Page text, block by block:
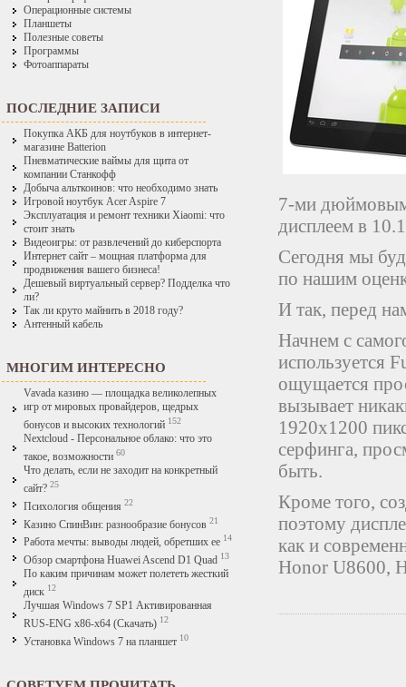
Операционные системы
Планшеты
Полезные советы
Программы
Фотоаппараты
ПОСЛЕДНИЕ ЗАПИСИ
Покупка АКБ для ноутбуков в интернет-
магазине Batterion
Пневматические ваймы для щита от
компании Станкофф
Добыча альткоинов: что необходимо знать
Игровой ноутбук Acer Aspire 7
Эксплуатация и ремонт техники Xiaomi: что
стоит знать
Видеоигры: от развлечений до киберспорта
Интернет сайт – мощная платформа для
продвижения вашего бизнеса!
Дешевый виртуальный сервер? Подделка что
ли?
Так ли круто майнить в 2018 году?
Антенный кабель
МНОГИМ ИНТЕРЕСНО
Vavada казино — площадка великолепных
игр от мировых провайдеров, щедрых
бонусов и высоких технологий 152
Nextcloud - Персональное облако: что это
такое, возможности 60
Что делать, если не заходит на конкретный
сайт? 25
Психология общения 22
Казино СпинВин: разнообразие бонусов 21
Работа мечты: выводы людей, обретших ее 14
Обзор смартфона Huawei Ascend D1 Quad 13
По каким причинам может полететь жесткий
диск 12
Лучшая Windows 7 SP1 Активированная
RUS-ENG x86-x64 (Скачать) 12
Установка Windows 7 на планшет 10
7-ми дюймовым
дисплеем в
Сегодня мы
по нашим
И так, перед
Начнем с
используется
ощущается
вызывает
1920х1200
серфинга,
быть.
Кроме того,
поэтому
как и
Honor U8600,